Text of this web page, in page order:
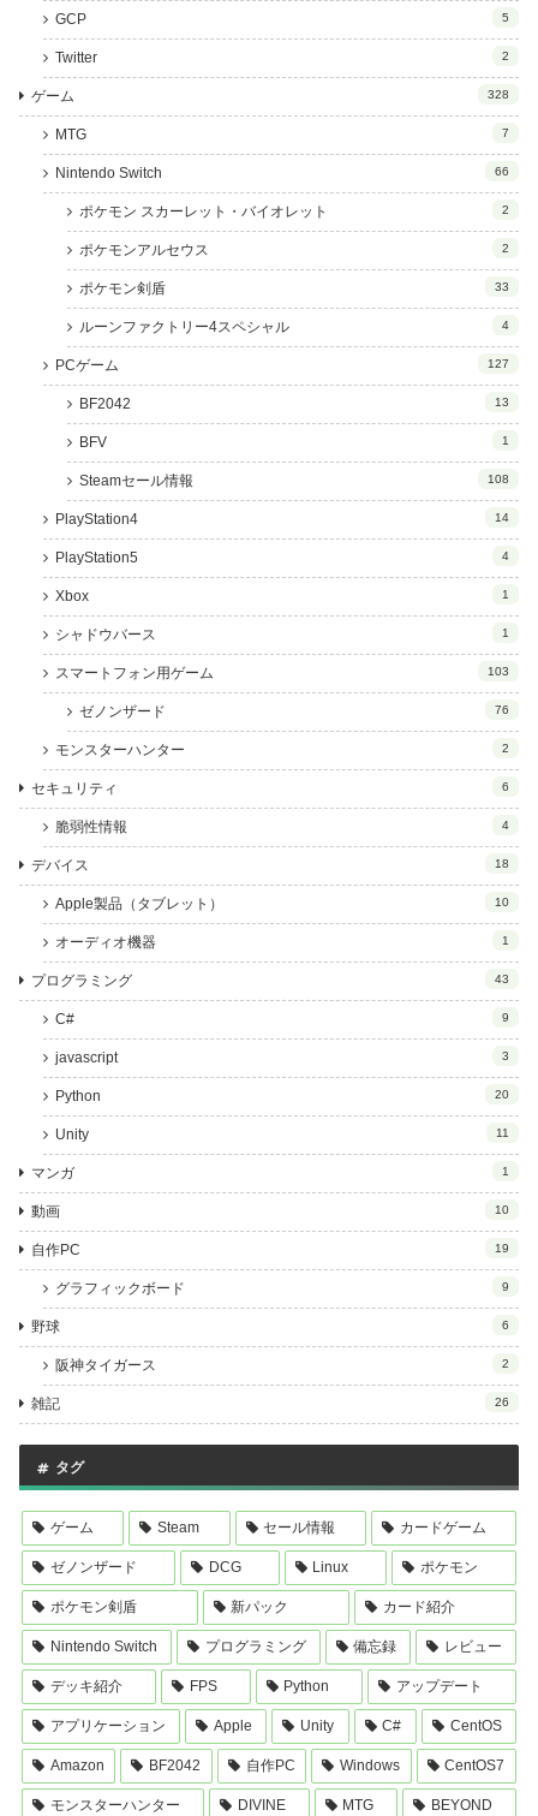
GCP 5
Twitter 2
ゲーム 328
MTG 7
Nintendo Switch 66
ポケモン スカーレット・バイオレット 2
ポケモンアルセウス 2
ポケモン剣盾 33
ルーンファクトリー4スペシャル 4
PCゲーム 127
BF2042 13
BFV 1
Steamセール情報 108
PlayStation4 14
PlayStation5 4
Xbox 1
シャドウバース 1
スマートフォン用ゲーム 103
ゼノンザード 76
モンスターハンター 2
セキュリティ 6
脆弱性情報 4
デバイス 18
Apple製品（タブレット） 10
オーディオ機器 1
プログラミング 43
C# 9
javascript 3
Python 20
Unity 11
マンガ 1
動画 10
自作PC 19
グラフィックボード 9
野球 6
阪神タイガース 2
雑記 26
タグ
ゲーム Steam セール情報 カードゲーム
ゼノンザード DCG Linux ポケモン
ポケモン剣盾 新パック カード紹介
Nintendo Switch プログラミング 備忘録 レビュー
デッキ紹介 FPS Python アップデート
アプリケーション Apple Unity C# CentOS
Amazon BF2042 自作PC Windows CentOS7
モンスターハンター DIVINE MTG BEYOND